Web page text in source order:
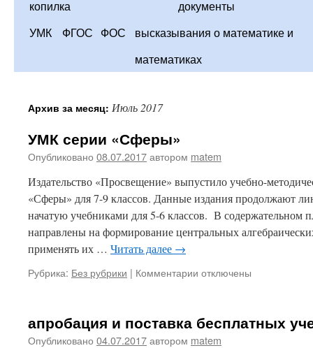
копилка
документы
УМК ФГОС ФОС
высказывания о математике и
математиках
Архив за месяц: Июль 2017
УМК серии «Сферы»
Опубликовано 08.07.2017автором matem
Издательство «Просвещение» выпустило учебно-
«Сферы» для 7-9 классов. Данные издания продолжают
начатую учебниками для 5-6 классов. В содержательном
направлены на формирование центральных
применять их … Читать далее →
Рубрика: Без рубрики | Комментарии к
«Сферы»
отключены
апробация и поставка бесплатных
Опубликовано 04.07.2017автором matem